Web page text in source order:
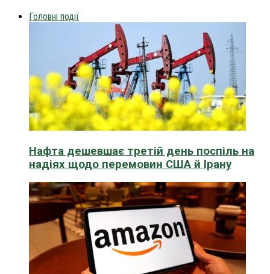
Головні події
Нафта дешевшає третій день поспіль на
надіях щодо перемовин США й Ірану